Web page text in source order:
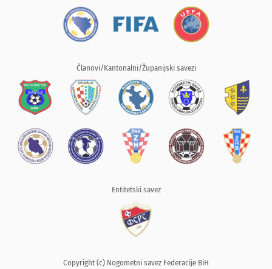
Članovi/Kantonalni/Županijski savezi
Entitetski savez
Copyright (c) Nogometni savez Federacije BiH